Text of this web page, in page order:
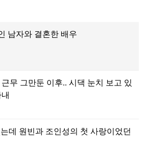
남자와 결혼한 배우
무 그만둔 이후.. 시댁 눈치 보고 있
데 원빈과 조인성의 첫 사랑이었던